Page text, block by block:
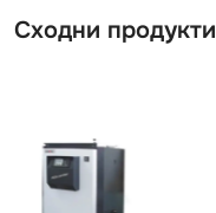
Сходни продукти